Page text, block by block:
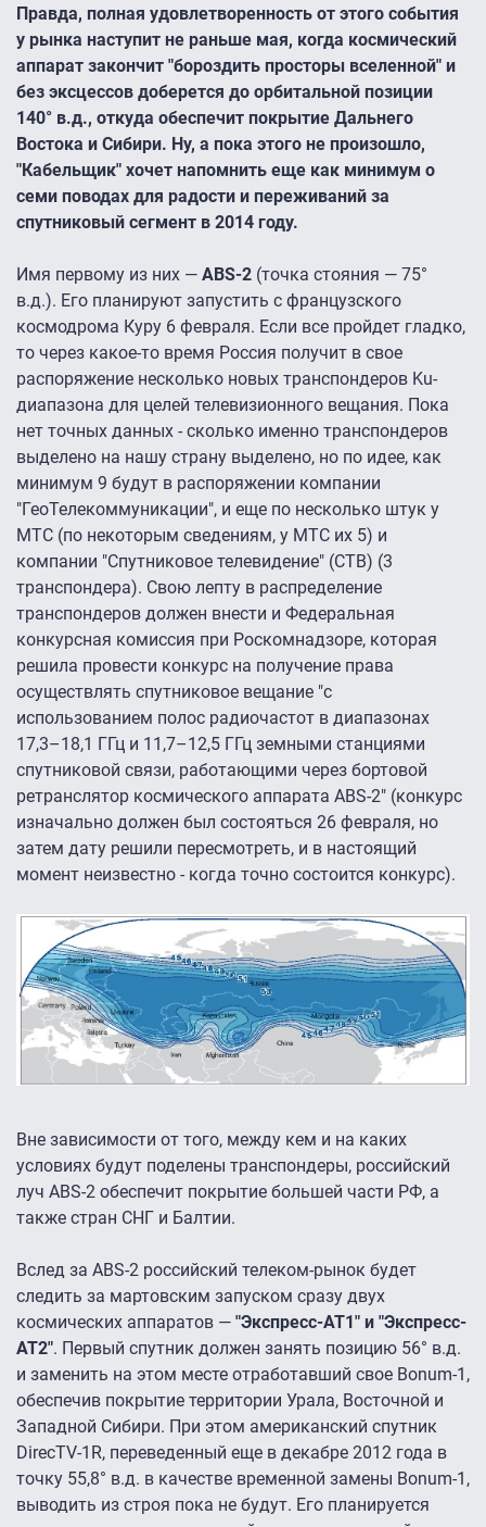
Правда, полная удовлетворенность от этого события
у рынка наступит не раньше мая, когда космический
аппарат закончит "бороздить просторы вселенной" и
без эксцессов доберется до орбитальной позиции
140° в.д., откуда обеспечит покрытие Дальнего
Востока и Сибири. Ну, а пока этого не произошло,
"Кабельщик" хочет напомнить еще как минимум о
семи поводах для радости и переживаний за
спутниковый сегмент в 2014 году.
Имя первому из них — ABS-2 (точка стояния — 75°
в.д.). Его планируют запустить с французского
космодрома Куру 6 февраля. Если все пройдет гладко,
то через какое-то время Россия получит в свое
распоряжение несколько новых транспондеров Ku-
диапазона для целей телевизионного вещания. Пока
нет точных данных - сколько именно транспондеров
выделено на нашу страну выделено, но по идее, как
минимум 9 будут в распоряжении компании
"ГеоТелекоммуникации", и еще по несколько штук у
МТС (по некоторым сведениям, у МТС их 5) и
компании "Спутниковое телевидение" (СТВ) (3
транспондера). Свою лепту в распределение
транспондеров должен внести и Федеральная
конкурсная комиссия при Роскомнадзоре, которая
решила провести конкурс на получение права
осуществлять спутниковое вещание "с
использованием полос радиочастот в диапазонах
17,3–18,1 ГГц и 11,7–12,5 ГГц земными станциями
спутниковой связи, работающими через бортовой
ретранслятор космического аппарата ABS-2″ (конкурс
изначально должен был состояться 26 февраля, но
затем дату решили пересмотреть, и в настоящий
момент неизвестно - когда точно состоится конкурс).
Вне зависимости от того, между кем и на каких
условиях будут поделены транспондеры, российский
луч ABS-2 обеспечит покрытие большей части РФ, а
также стран СНГ и Балтии.
Вслед за ABS-2 российский телеком-рынок будет
следить за мартовским запуском сразу двух
космических аппаратов — "Экспресс-АТ1″ и "Экспресс-
АТ2″. Первый спутник должен занять позицию 56° в.д.
и заменить на этом месте отработавший свое Bonum-1,
обеспечив покрытие территории Урала, Восточной и
Западной Сибири. При этом американский спутник
DirecTV-1R, переведенный еще в декабре 2012 года в
точку 55,8° в.д. в качестве временной замены Bonum-1,
выводить из строя пока не будут. Его планируется